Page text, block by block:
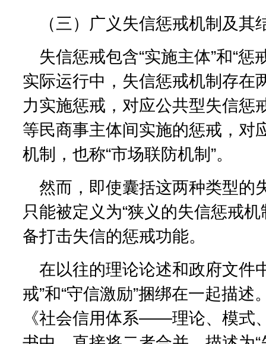
（三）广义失信惩戒机制及其
失信惩戒包含“实施主体”和“惩
实际运行中，失信惩戒机制存在
力实施惩戒，对应公共型失信惩
等民商事主体间实施的惩戒，对
机制，也称“市场联防机制”。
然而，即使囊括这两种类型的
只能被定义为“狭义的失信惩戒
备打击失信的惩戒功能。
在以往的理论论述和政府文件
戒”和“守信激励”捆绑在一起描述
《社会信用体系——理论、模式